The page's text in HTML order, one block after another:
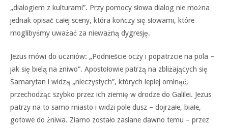
„dialogiem z kulturami”. Przy pomocy słowa dialog nie można
jednak opisać całej sceny, która kończy się słowami, które
moglibyśmy uważać za nieważną dygresję.
Jezus mówi do uczniów: „Podnieście oczy i popatrzcie na pola –
jak się bielą na żniwo”. Apostołowie patrzą na zbliżających się
Samarytan i widzą „nieczystych”, których lepiej ominąć,
przechodząc szybko przez ich ziemię w drodze do Galilei. Jezus
patrzy na to samo miasto i widzi pole dusz – dojrzałe, białe,
gotowe do żniwa. Ziarno zostało zasiane dawno temu – przez